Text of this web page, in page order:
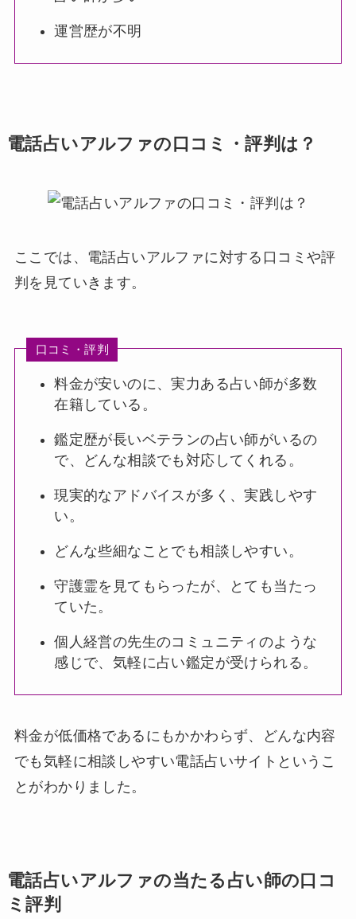
運営歴が不明
電話占いアルファの口コミ・評判は？
ここでは、電話占いアルファに対する口コミや評
判を見ていきます。
口コミ・評判
料金が安いのに、実力ある占い師が多数
在籍している。
鑑定歴が長いベテランの占い師がいるの
で、どんな相談でも対応してくれる。
現実的なアドバイスが多く、実践しやす
い。
どんな些細なことでも相談しやすい。
守護霊を見てもらったが、とても当たっ
ていた。
個人経営の先生のコミュニティのような
感じで、気軽に占い鑑定が受けられる。
料金が低価格であるにもかかわらず、どんな内容
でも気軽に相談しやすい電話占いサイトというこ
とがわかりました。
電話占いアルファの当たる占い師の口コ
ミ評判